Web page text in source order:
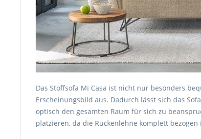
Das Stoffsofa Mi Casa ist nicht nur besonders
Erscheinungsbild aus. Dadurch lässt sich das
optisch den gesamten Raum für sich zu
platzieren, da die Rückenlehne komplett bezogen